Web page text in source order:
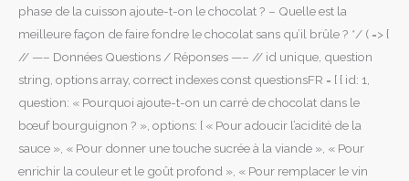
phase de la cuisson ajoute-t-on le chocolat ? – Quelle est la
meilleure façon de faire fondre le chocolat sans qu’il brûle ? */ ( => {
// —– Données Questions / Réponses —– // id unique, question
string, options array, correct indexes const questionsFR = [ { id: 1,
question: « Pourquoi ajoute-t-on un carré de chocolat dans le
bœuf bourguignon ? », options: [ « Pour adoucir l’acidité de la
sauce », « Pour donner une touche sucrée à la viande », « Pour
enrichir la couleur et le goût profond », « Pour remplacer le vin